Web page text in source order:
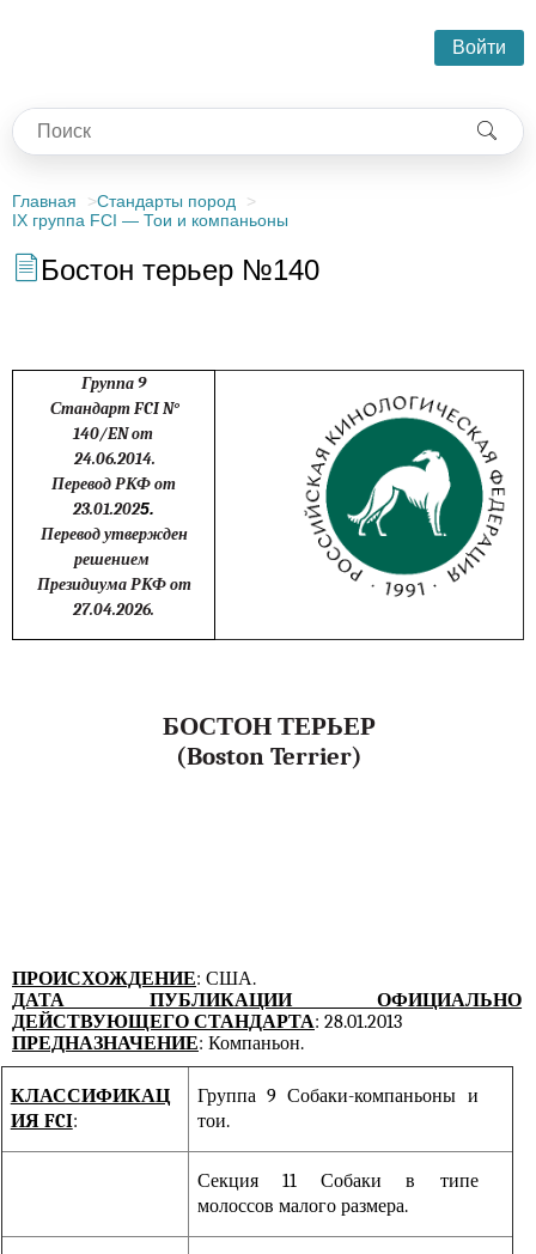
Войти
Главная
Стандарты пород
IX группа FCI — Тои и компаньоны
Бостон терьер №140
Группа 9
СтандартFCI N°
140/ENот
24.06.2014.
Перевод РКФ от
23.01.2025.
Перевод утвержден
решением
Президиума РКФ от
27.04.2026.
БОСТОН ТЕРЬЕР
(Boston Terrier)
ПРОИСХОЖДЕНИЕ: США.
ДАТА ПУБЛИКАЦИИ ОФИЦИАЛЬНО
ДЕЙСТВУЮЩЕГО СТАНДАРТА: 28.01.2013
ПРЕДНАЗНАЧЕНИЕ: Компаньон.
КЛАССИФИКАЦ
ИЯ FCI:
Группа 9 Собаки-компаньоны и
тои.
Секция 11 Собаки в типе
молоссов малого размера.